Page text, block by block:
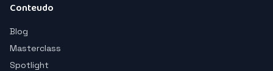
Conteudo
Blog
Masterclass
Spotlight